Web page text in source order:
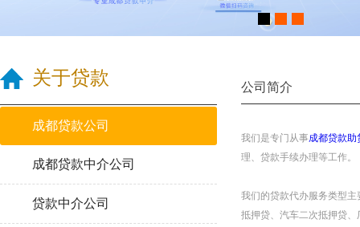
关于贷款
成都贷款公司
成都贷款中介公司
贷款中介公司
公司简介
我们是专门从事成都贷款助
理、贷款手续办理等工作。
我们的贷款代办服务类型
抵押贷、汽车二次抵押贷